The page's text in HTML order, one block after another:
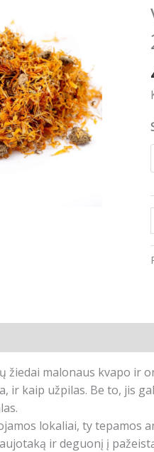
/
žiedai malonaus kvapo ir
ir kaip užpilas. Be to, jis
lokaliai, ty tepamos
ir deguonį į